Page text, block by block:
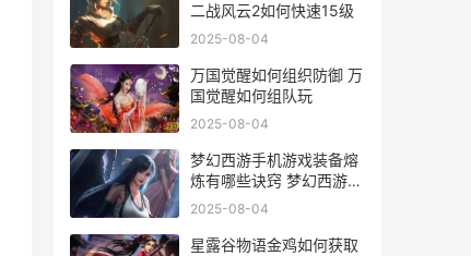
二战风云2如何快速15级
2025-08-04
万国觉醒如何组织防御 万
国觉醒如何组队玩
2025-08-04
梦幻西游手机游戏装备熔
炼有哪些诀窍 梦幻西游手
机游戏怎么玩
2025-08-04
星露谷物语金鸡如何获取